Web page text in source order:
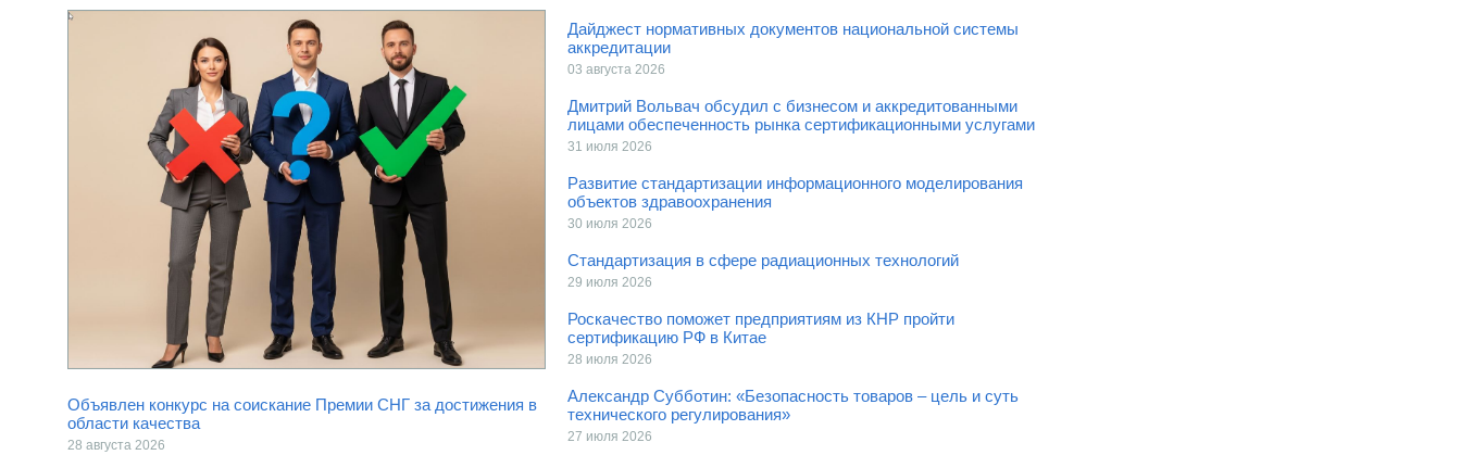
Объявлен конкурс на соискание Премии СНГ за достижения в
области качества
28 августа 2026
Дайджест нормативных документов национальной системы
аккредитации
03 августа 2026
Дмитрий Вольвач обсудил с бизнесом и аккредитованными
лицами обеспеченность рынка сертификационными услугами
31 июля 2026
Развитие стандартизации информационного моделирования
объектов здравоохранения
30 июля 2026
Стандартизация в сфере радиационных технологий
29 июля 2026
Роскачество поможет предприятиям из КНР пройти
сертификацию РФ в Китае
28 июля 2026
Александр Субботин: «Безопасность товаров – цель и суть
технического регулирования»
27 июля 2026